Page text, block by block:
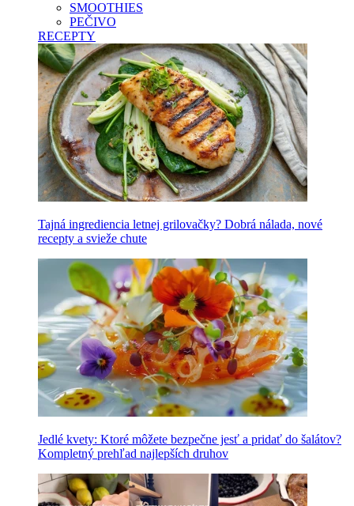
SMOOTHIES
PEČIVO
RECEPTY
Tajná ingrediencia letnej grilovačky? Dobrá nálada, nové
recepty a svieže chute
Jedlé kvety: Ktoré môžete bezpečne jesť a pridať do šalátov?
Kompletný prehľad najlepších druhov